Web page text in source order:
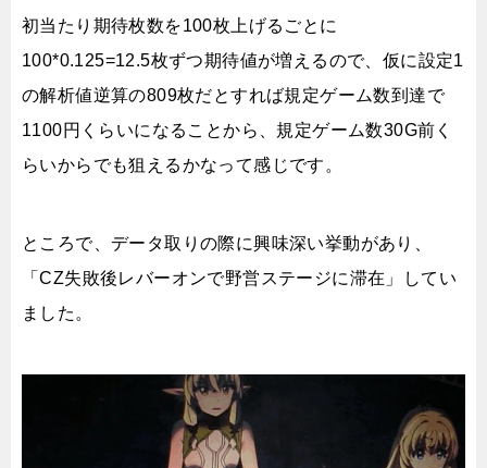
初当たり期待枚数を100枚上げるごとに
100*0.125=12.5枚ずつ期待値が増えるので、仮に設定1
の解析値逆算の809枚だとすれば規定ゲーム数到達で
1100円くらいになることから、規定ゲーム数30G前く
らいからでも狙えるかなって感じです。
ところで、データ取りの際に興味深い挙動があり、
「CZ失敗後レバーオンで野営ステージに滞在」してい
ました。